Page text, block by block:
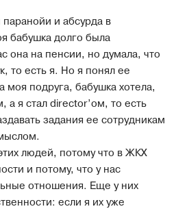
и абсурда в
бабушка долго была
она на пенсии, но думала, что
то есть я. Но я понял ее
моя подруга, бабушка хотела,
а я стал director’ом, то есть
задания ее сотрудникам
людей, потому что в ЖКХ
и потому, что у нас
отношения. Еще у них
если я их уже